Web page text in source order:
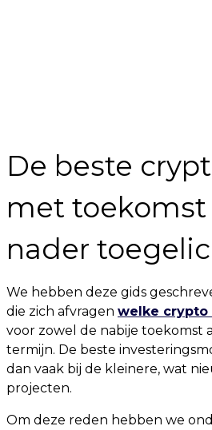
De beste
met toekomst
nader
We hebben deze gids
die zich afvragen welke crypto
voor zowel de nabije toekomst
termijn. De beste
dan vaak bij de kleinere, wat
projecten.
Om deze reden hebben we